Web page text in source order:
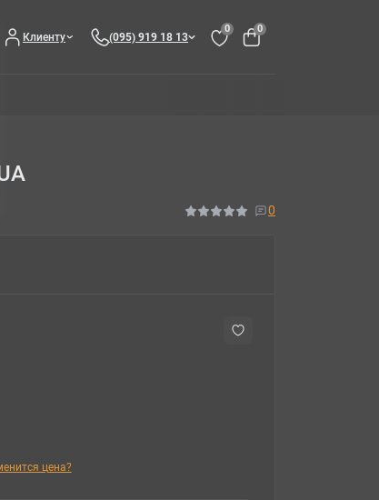
Клиенту (095) 919 18 13
0 0
0
цена?